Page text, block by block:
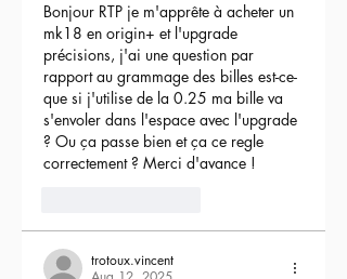
Bonjour RTP je m'apprête à acheter un
mk18 en origin+ et l'upgrade
précisions, j'ai une question par
rapport au grammage des billes est-ce-
que si j'utilise de la 0.25 ma bille va
s'envoler dans l'espace avec l'upgrade
? Ou ça passe bien et ça ce regle
correctement ? Merci d'avance !
trotoux.vincent